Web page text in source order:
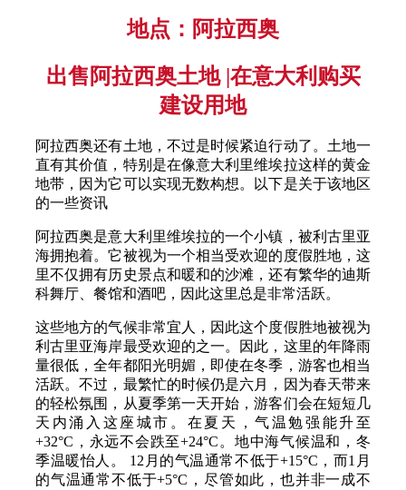
地点：阿拉西奥
出售阿拉西奥土地 |在意大利购买
建设用地
阿拉西奥还有土地，不过是时候紧迫行动了。土地一
直有其价值，特别是在像意大利里维埃拉这样的黄金
地带，因为它可以实现无数构想。以下是关于该地区
的一些资讯
阿拉西奥是意大利里维埃拉的一个小镇，被利古里亚
海拥抱着。它被视为一个相当受欢迎的度假胜地，这
里不仅拥有历史景点和暖和的沙滩，还有繁华的迪斯
科舞厅、餐馆和酒吧，因此这里总是非常活跃。
这些地方的气候非常宜人，因此这个度假胜地被视为
利古里亚海岸最受欢迎的之一。因此，这里的年降雨
量很低，全年都阳光明媚，即使在冬季，游客也相当
活跃。不过，最繁忙的时候仍是六月，因为春天带来
的轻松氛围，从夏季第一天开始，游客们会在短短几
天内涌入这座城市。在夏天，气温勉强能升至
+32°C，永远不会跌至+24°C。地中海气候温和，冬
季温暖怡人。 12月的气温通常不低于+15°C，而1月
的气温通常不低于+5°C，尽管如此，也并非一成不